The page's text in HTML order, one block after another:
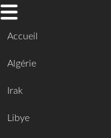
Accueil
Algérie
Irak
Libye